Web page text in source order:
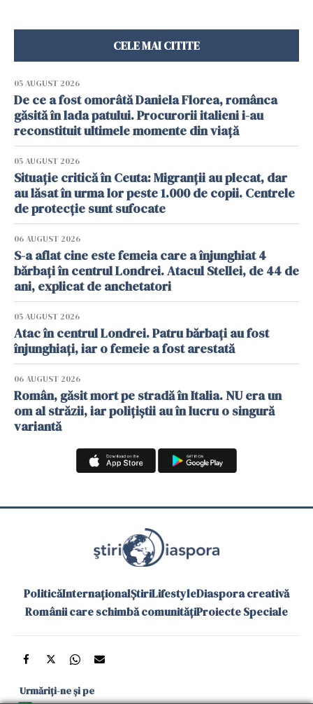
CELE MAI CITITE
05 AUGUST 2026
De ce a fost omorâtă Daniela Florea, românca
găsită în lada patului. Procurorii italieni i-au
reconstituit ultimele momente din viață
05 AUGUST 2026
Situație critică în Ceuta: Migranții au plecat, dar
au lăsat în urma lor peste 1.000 de copii. Centrele
de protecție sunt sufocate
06 AUGUST 2026
S-a aflat cine este femeia care a înjunghiat 4
bărbați în centrul Londrei. Atacul Stellei, de 44 de
ani, explicat de anchetatori
05 AUGUST 2026
Atac în centrul Londrei. Patru bărbați au fost
înjunghiați, iar o femeie a fost arestată
06 AUGUST 2026
Român, găsit mort pe stradă în Italia. NU era un
om al străzii, iar polițiștii au în lucru o singură
variantă
PoliticăInternaționalȘtiriLifestyleDiaspora creativă
Românii care schimbă comunitățiProiecte Speciale
Urmăriți-ne și pe